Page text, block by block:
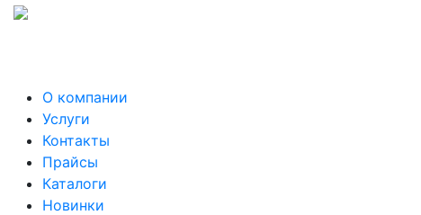
О компании
Услуги
Контакты
Прайсы
Каталоги
Новинки